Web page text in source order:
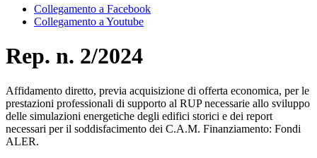
Collegamento a Facebook
Collegamento a Youtube
Rep. n. 2/2024
Affidamento diretto, previa acquisizione di offerta economica, per le
prestazioni professionali di supporto al RUP necessarie allo sviluppo
delle simulazioni energetiche degli edifici storici e dei report
necessari per il soddisfacimento dei C.A.M. Finanziamento: Fondi
ALER.